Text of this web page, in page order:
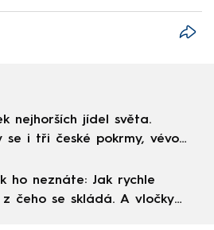
nejhorších jídel světa.
se i tři české pokrmy, vévodí
ho neznáte: Jak rychle
čeho se skládá. A vločky